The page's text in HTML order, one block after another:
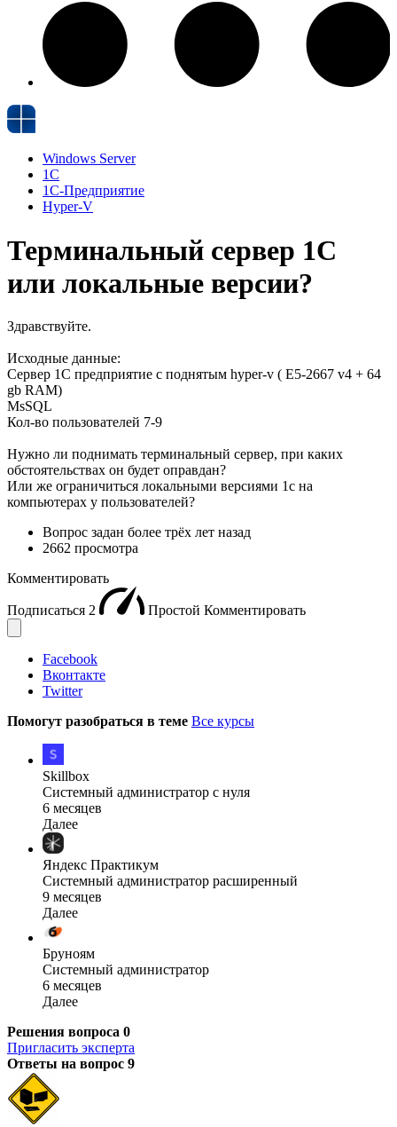
Windows Server
1С
1С-Предприятие
Hyper-V
Терминальный сервер 1С
или локальные версии?
Здравствуйте.
Исходные данные:
Сервер 1С предприятие с поднятым hyper-v ( E5-2667 v4 + 64
gb RAM)
MsSQL
Кол-во пользователей 7-9
Нужно ли поднимать терминальный сервер, при каких
обстоятельствах он будет оправдан?
Или же ограничиться локальными версиями 1с на
компьютерах у пользователей?
Вопрос задан более трёх лет назад
2662 просмотра
Комментировать
Подписаться 2 Простой Комментировать
Facebook
Вконтакте
Twitter
Помогут разобраться в теме Все курсы
Skillbox
Системный администратор с нуля
6 месяцев
Далее
Яндекс Практикум
Системный администратор расширенный
9 месяцев
Далее
Бруноям
Системный администратор
6 месяцев
Далее
Решения вопроса 0
Пригласить эксперта
Ответы на вопрос 9